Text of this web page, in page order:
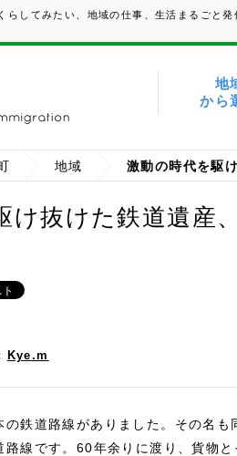
らしてみたい、地域の仕事、生活まるごと発
地
から
地域
け抜けた鉄道遺産
Kye.m
鉄道路線がありました。その名
路線です。60年余りに渡り、貨物